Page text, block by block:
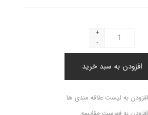
+
-
افزودن به سبد خرید
افزودن به لیست علاقه مندی ها